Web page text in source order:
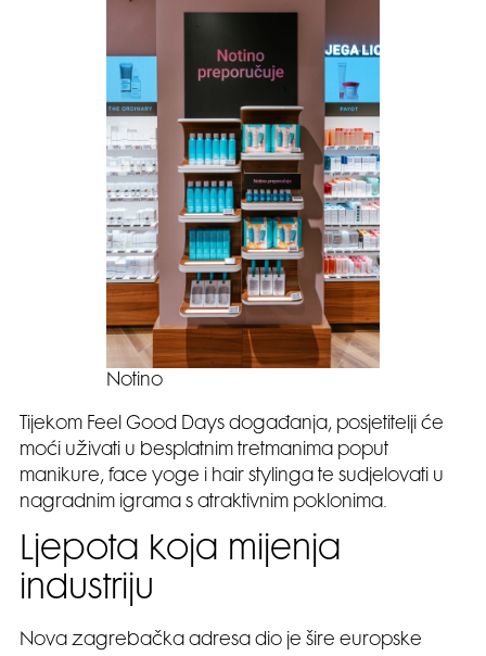
Notino
Tijekom Feel Good Days događanja, posjetitelji će
moći uživati u besplatnim tretmanima poput
manikure, face yoge i hair stylinga te sudjelovati u
nagradnim igrama s atraktivnim poklonima.
Ljepota koja mijenja
industriju
Nova zagrebačka adresa dio je šire europske